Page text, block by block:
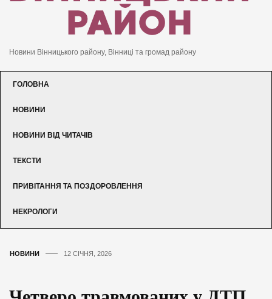
Новини Вінницького району, Вінниці та громад району
ГОЛОВНА
НОВИНИ
НОВИНИ ВІД ЧИТАЧІВ
ТЕКСТИ
ПРИВІТАННЯ ТА ПОЗДОРОВЛЕННЯ
НЕКРОЛОГИ
НОВИНИ 12 СІЧНЯ, 2026